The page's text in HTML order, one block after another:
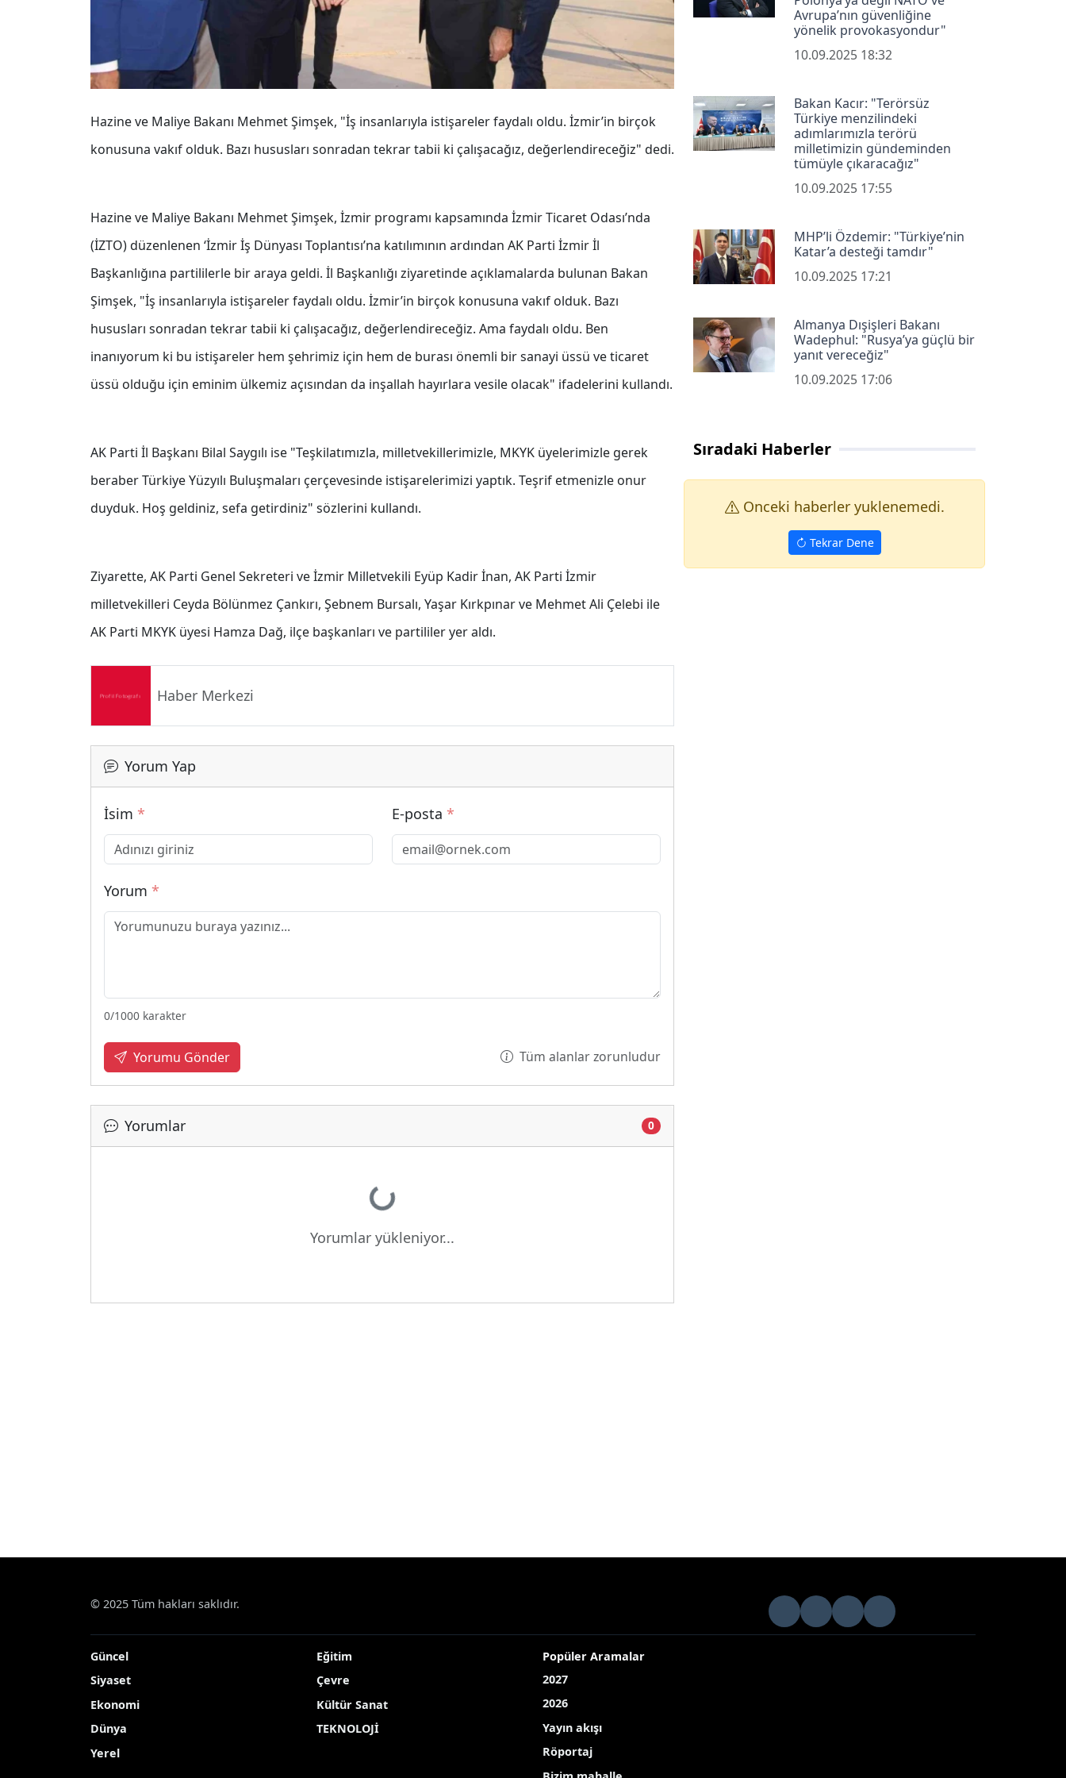
Hazine ve Maliye Bakanı Mehmet Şimşek, "İş insanlarıyla istişareler faydalı oldu. İzmir’in birçok
konusuna vakıf olduk. Bazı hususları sonradan tekrar tabii ki çalışacağız, değerlendireceğiz" dedi.
Hazine ve Maliye Bakanı Mehmet Şimşek, İzmir programı kapsamında İzmir Ticaret Odası’nda
(İZTO) düzenlenen ‘İzmir İş Dünyası Toplantısı’na katılımının ardından AK Parti İzmir İl
Başkanlığına partililerle bir araya geldi. İl Başkanlığı ziyaretinde açıklamalarda bulunan Bakan
Şimşek, "İş insanlarıyla istişareler faydalı oldu. İzmir’in birçok konusuna vakıf olduk. Bazı
hususları sonradan tekrar tabii ki çalışacağız, değerlendireceğiz. Ama faydalı oldu. Ben
inanıyorum ki bu istişareler hem şehrimiz için hem de burası önemli bir sanayi üssü ve ticaret
üssü olduğu için eminim ülkemiz açısından da inşallah hayırlara vesile olacak" ifadelerini kullandı.
AK Parti İl Başkanı Bilal Saygılı ise "Teşkilatımızla, milletvekillerimizle, MKYK üyelerimizle gerek
beraber Türkiye Yüzyılı Buluşmaları çerçevesinde istişarelerimizi yaptık. Teşrif etmenizle onur
duyduk. Hoş geldiniz, sefa getirdiniz" sözlerini kullandı.
Ziyarette, AK Parti Genel Sekreteri ve İzmir Milletvekili Eyüp Kadir İnan, AK Parti İzmir
milletvekilleri Ceyda Bölünmez Çankırı, Şebnem Bursalı, Yaşar Kırkpınar ve Mehmet Ali Çelebi ile
AK Parti MKYK üyesi Hamza Dağ, ilçe başkanları ve partililer yer aldı.
Haber Merkezi
Yorum Yap
İsim * E-posta *
Yorum *
0/1000 karakter
Yorumu Gönder Tüm alanlar zorunludur
Yorumlar 0
Yükleniyor...
Yorumlar yükleniyor...
Avrupa’nın güvenliğine
yönelik provokasyondur"
10.09.2025 18:32
Bakan Kacır: "Terörsüz
Türkiye menzilindeki
adımlarımızla terörü
milletimizin gündeminden
tümüyle çıkaracağız"
10.09.2025 17:55
MHP’li Özdemir: "Türkiye’nin
Katar’a desteği tamdır"
10.09.2025 17:21
Almanya Dışişleri Bakanı
Wadephul: "Rusya’ya güçlü bir
yanıt vereceğiz"
10.09.2025 17:06
Sıradaki Haberler
Onceki haberler yuklenemedi.
Tekrar Dene
© 2025 Tüm hakları saklıdır.
Güncel
Siyaset
Ekonomi
Dünya
Yerel
Eğitim
Çevre
Kültür Sanat
TEKNOLOJİ
Popüler Aramalar
2027
2026
Yayın akışı
Röportaj